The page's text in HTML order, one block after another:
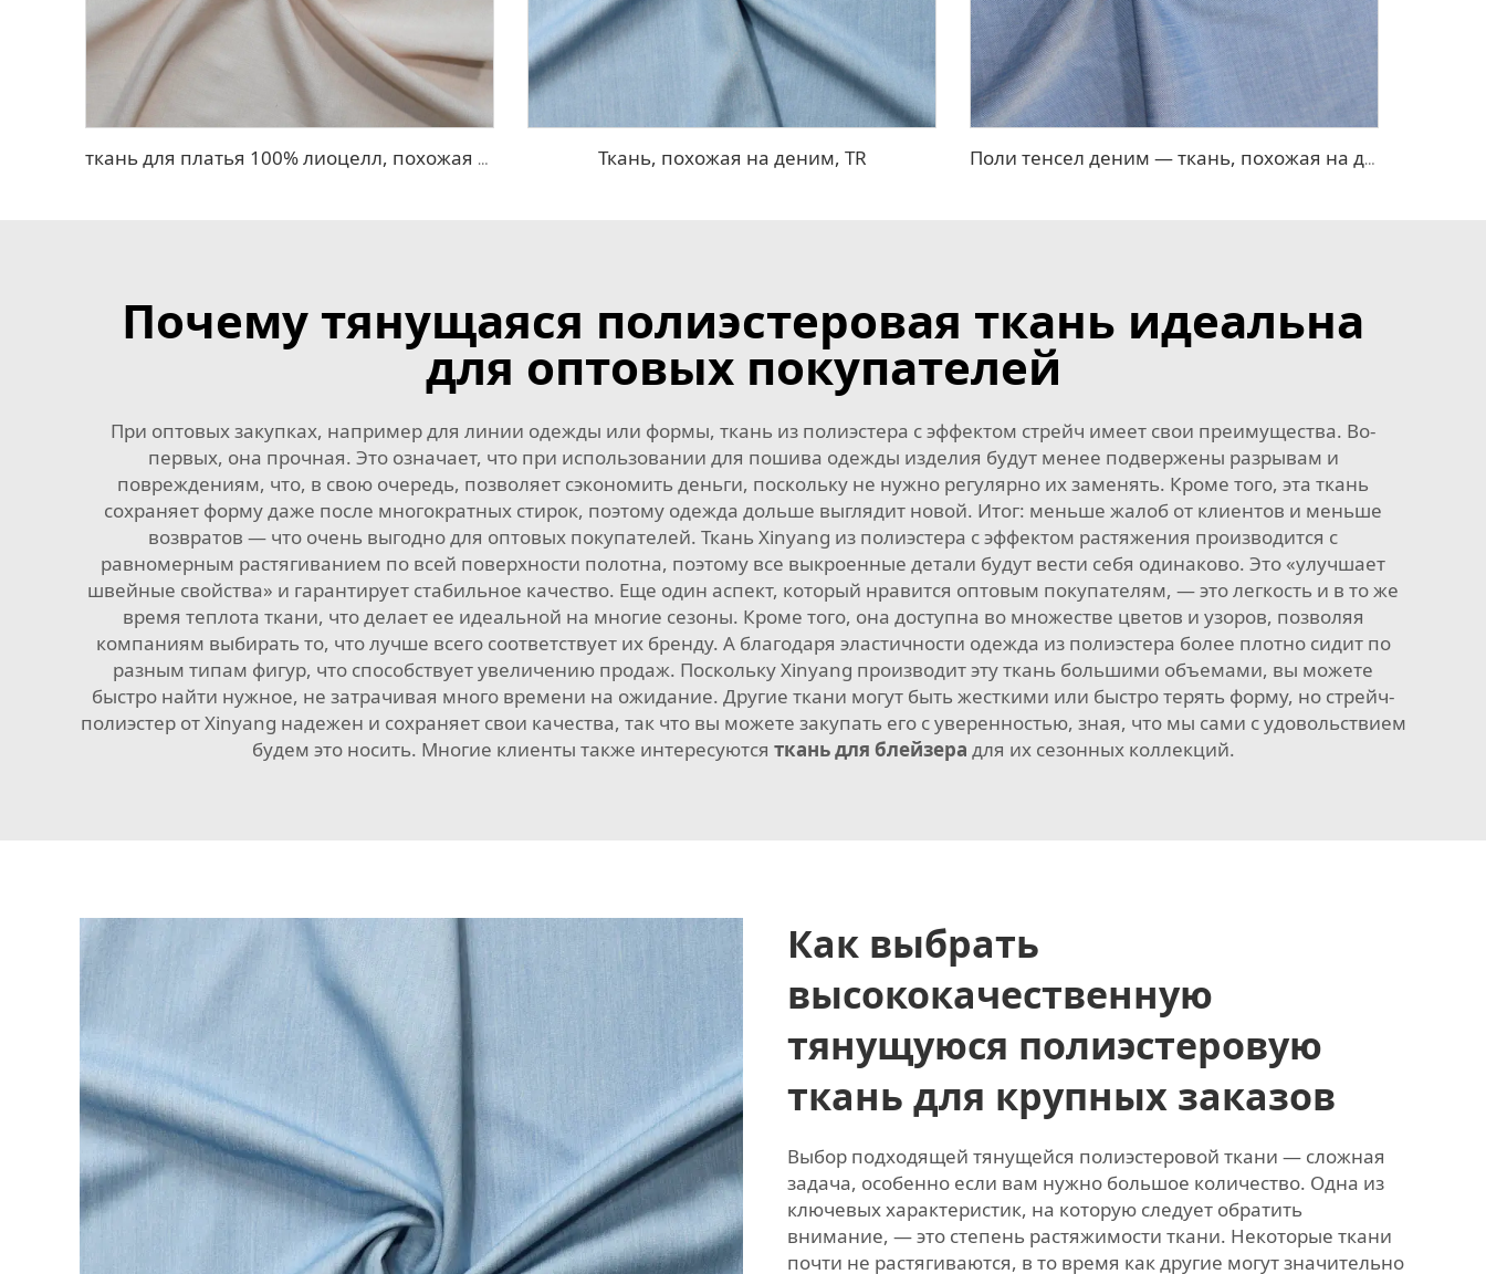
ткань для платья 100% лиоцелл, похожая на лен Ткань, похожая на деним, TR Поли тенсел деним — ткань, похожая на джинсовую
Почему тянущаяся полиэстеровая ткань идеальна
для оптовых покупателей
При оптовых закупках, например для линии одежды или формы, ткань из полиэстера с эффектом стрейч имеет свои преимущества. Во-
первых, она прочная. Это означает, что при использовании для пошива одежды изделия будут менее подвержены разрывам и
повреждениям, что, в свою очередь, позволяет сэкономить деньги, поскольку не нужно регулярно их заменять. Кроме того, эта ткань
сохраняет форму даже после многократных стирок, поэтому одежда дольше выглядит новой. Итог: меньше жалоб от клиентов и меньше
возвратов — что очень выгодно для оптовых покупателей. Ткань Xinyang из полиэстера с эффектом растяжения производится с
равномерным растягиванием по всей поверхности полотна, поэтому все выкроенные детали будут вести себя одинаково. Это «улучшает
швейные свойства» и гарантирует стабильное качество. Еще один аспект, который нравится оптовым покупателям, — это легкость и в то же
время теплота ткани, что делает ее идеальной на многие сезоны. Кроме того, она доступна во множестве цветов и узоров, позволяя
компаниям выбирать то, что лучше всего соответствует их бренду. А благодаря эластичности одежда из полиэстера более плотно сидит по
разным типам фигур, что способствует увеличению продаж. Поскольку Xinyang производит эту ткань большими объемами, вы можете
быстро найти нужное, не затрачивая много времени на ожидание. Другие ткани могут быть жесткими или быстро терять форму, но стрейч-
полиэстер от Xinyang надежен и сохраняет свои качества, так что вы можете закупать его с уверенностью, зная, что мы сами с удовольствием
будем это носить. Многие клиенты также интересуются ткань для блейзера для их сезонных коллекций.
Как выбрать
высококачественную
тянущуюся полиэстеровую
ткань для крупных заказов
Выбор подходящей тянущейся полиэстеровой ткани — сложная
задача, особенно если вам нужно большое количество. Одна из
ключевых характеристик, на которую следует обратить
внимание, — это степень растяжимости ткани. Некоторые ткани
почти не растягиваются, в то время как другие могут значительно